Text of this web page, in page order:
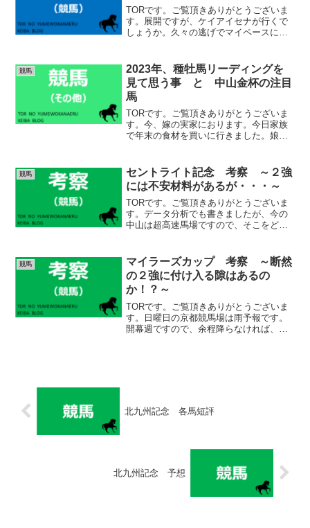
TORです。ご覧頂きありがとうございま
す。展開ですが、ケイアイセナが行くで
しょうか。久々の逃げでマイペースに持
ですね苦笑。センツブラットは、買い時
は前走だったと思います...
競馬
2023年、種牡馬リーディングを
見て思う事 と 中山金杯の注目
馬
TORです。ご覧頂きありがとうございま
す。今、嫁の実家におります。今日家族
で年末の食材を買いに行きました。娘達
スです！大晦日のご馳走が楽しみです！
今日は、昨日の騎手リー...
競馬
セントライト記念 考察 ～２強
には不安材料があるが・・・～
TORです。ご覧頂きありがとうございま
す。データ分析でも書きましたが、今の
中山は超高速馬場ですので、そこをどう
も欲しいですね。今年の皐月賞は１分５
７秒１というレコード決...
競馬
マイラーズカップ 考察 ～断然
の２強に付け入る隙はあるの
か！？～
TORです。ご覧頂きありがとうございま
す。日曜日の京都競馬場は雨予報です。
開幕週ですので、余程降らなければ、そ
北九州記念 各馬短評
北九州記念 予想